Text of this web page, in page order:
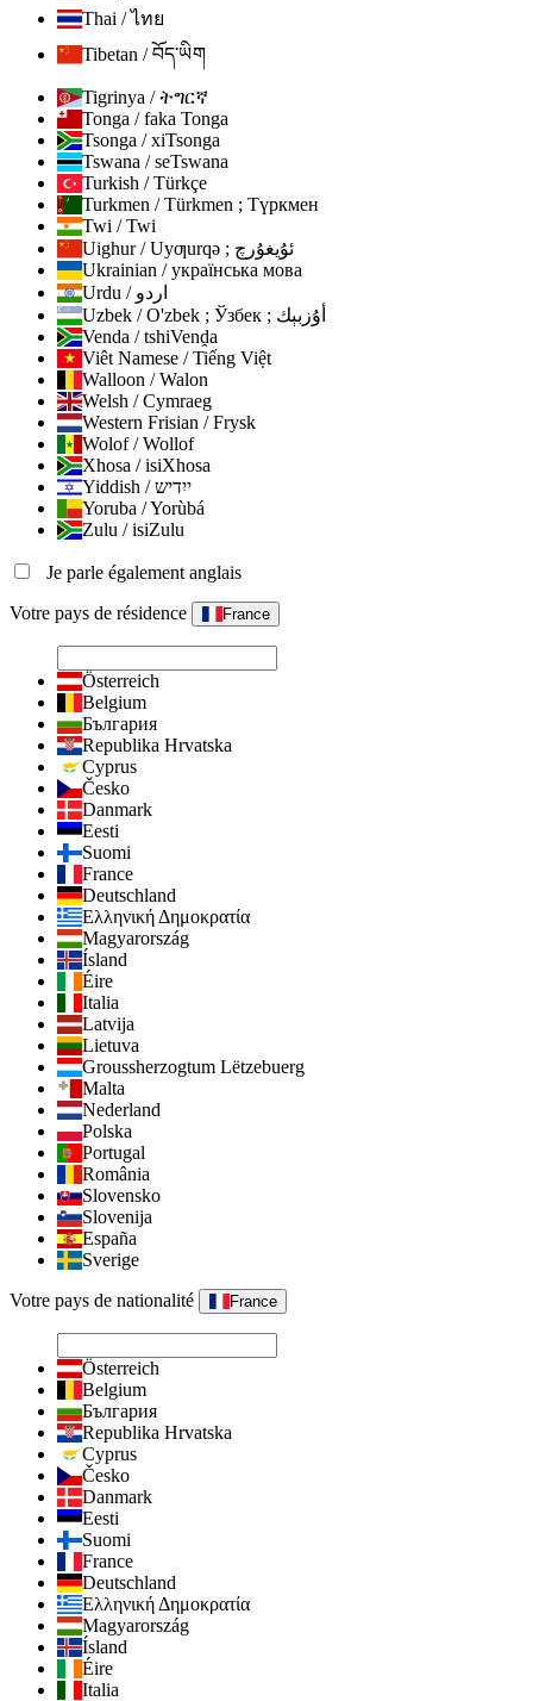
Thai / ไทย
Tibetan / བོད་ཡིག
Tigrinya / ትግርኛ
Tonga / faka Tonga
Tsonga / xiTsonga
Tswana / seTswana
Turkish / Türkçe
Turkmen / Türkmen ; Түркмен
Twi / Twi
Uighur / Uyƣurqə ; ئۇيغۇرچ
Ukrainian / українська мова
Urdu / اردو
Uzbek / O'zbek ; Ўзбек ; أۇزبېك
Venda / tshiVenḓa
Viêt Namese / Tiếng Việt
Walloon / Walon
Welsh / Cymraeg
Western Frisian / Frysk
Wolof / Wollof
Xhosa / isiXhosa
Yiddish / ייִדיש
Yoruba / Yorùbá
Zulu / isiZulu
Je parle également anglais
Votre pays de résidence
France
Österreich
Belgium
България
Republika Hrvatska
Cyprus
Česko
Danmark
Eesti
Suomi
France
Deutschland
Ελληνική Δημοκρατία
Magyarország
Ísland
Éire
Italia
Latvija
Lietuva
Groussherzogtum Lëtzebuerg
Malta
Nederland
Polska
Portugal
România
Slovensko
Slovenija
España
Sverige
Votre pays de nationalité
France
Österreich
Belgium
България
Republika Hrvatska
Cyprus
Česko
Danmark
Eesti
Suomi
France
Deutschland
Ελληνική Δημοκρατία
Magyarország
Ísland
Éire
Italia